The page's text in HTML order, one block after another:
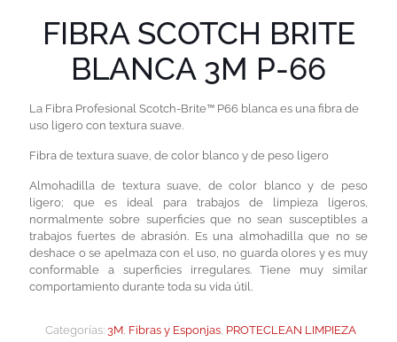
FIBRA SCOTCH BRITE
BLANCA 3M P-66
La Fibra Profesional Scotch-Brite™ P66 blanca es una fibra de
uso ligero con textura suave.
Fibra de textura suave, de color blanco y de peso ligero
Almohadilla de textura suave, de color blanco y de peso
ligero; que es ideal para trabajos de limpieza ligeros,
normalmente sobre superficies que no sean susceptibles a
trabajos fuertes de abrasión. Es una almohadilla que no se
deshace o se apelmaza con el uso, no guarda olores y es muy
conformable a superficies irregulares. Tiene muy similar
comportamiento durante toda su vida útil.
Categorías: 3M Fibras y Esponjas PROTECLEAN LIMPIEZA